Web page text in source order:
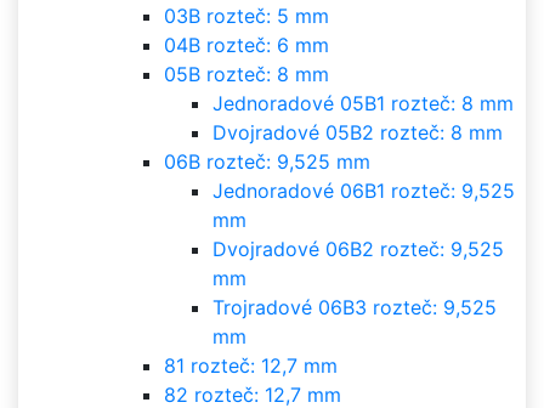
03B rozteč: 5 mm
04B rozteč: 6 mm
05B rozteč: 8 mm
Jednoradové 05B1 rozteč: 8 mm
Dvojradové 05B2 rozteč: 8 mm
06B rozteč: 9,525 mm
Jednoradové 06B1 rozteč: 9,525
mm
Dvojradové 06B2 rozteč: 9,525
mm
Trojradové 06B3 rozteč: 9,525
mm
81 rozteč: 12,7 mm
82 rozteč: 12,7 mm